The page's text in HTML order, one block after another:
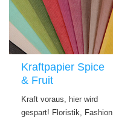
Kraftpapier Spice
& Fruit
Kraft voraus, hier wird
gespart! Floristik, Fashion